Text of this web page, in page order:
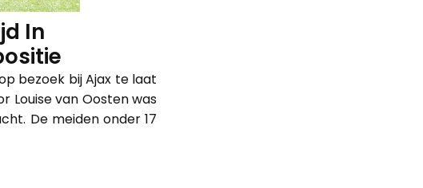
In
bezoek bij Ajax te laat
Louise van Oosten was
De meiden onder 17